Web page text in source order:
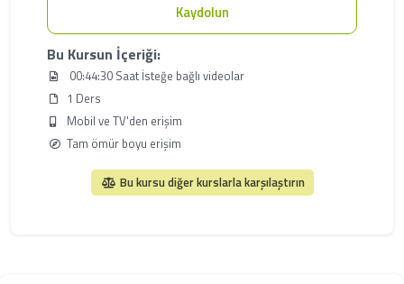
Kaydolun
Bu Kursun İçeriği:
00:44:30 Saat İsteğe bağlı videolar
1 Ders
Mobil ve TV'den erişim
Tam ömür boyu erişim
Bu kursu diğer kurslarla karşılaştırın